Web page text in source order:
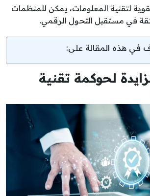
لتقنية المعلومات، يمكن للمنظمات
في مستقبل التحول الرقمي.
في هذه المقالة على:
لحوكمة تقنية